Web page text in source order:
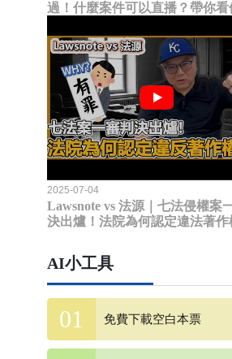
過！什麼案件可以直播？帶你看
2025-07-04
Lawsnote vs 法源｜七法侵權案
決出爐！法院為何認定違法著作
AI小工具
免費下載空白本票